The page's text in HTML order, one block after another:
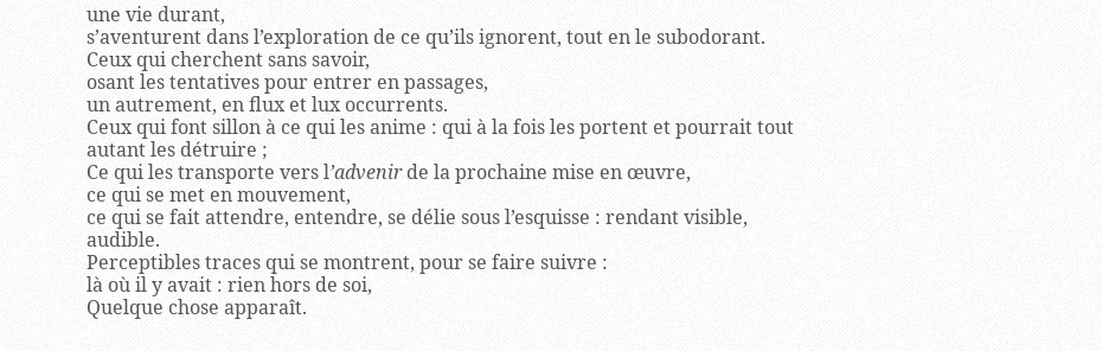
une vie durant,
s’aventurent dans l’exploration de ce qu’ils ignorent, tout en le subodorant.
Ceux qui cherchent sans savoir,
osant les tentatives pour entrer en passages,
un autrement, en flux et lux occurrents.
Ceux qui font sillon à ce qui les anime : qui à la fois les portent et pourrait tout
autant les détruire ;
Ce qui les transporte vers l’advenirde la prochaine mise en œuvre,
ce qui se met en mouvement,
ce qui se fait attendre, entendre, se délie sous l’esquisse : rendant visible,
audible.
Perceptibles traces qui se montrent, pour se faire suivre :
là où il y avait : rien hors de soi,
Quelque chose apparaît.